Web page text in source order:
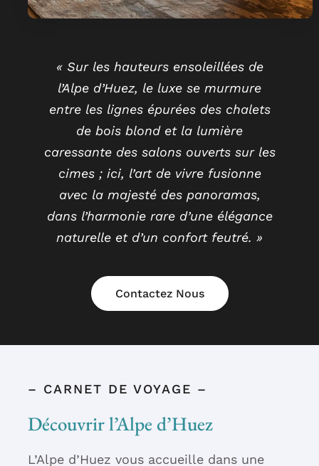
« Sur les hauteurs ensoleillées de
l’Alpe d’Huez, le luxe se murmure
entre les lignes épurées des chalets
de bois blond et la lumière
caressante des salons ouverts sur les
cimes ; ici, l’art de vivre fusionne
avec la majesté des panoramas,
dans l’harmonie rare d’une élégance
naturelle et d’un confort feutré. »
Contactez Nous
– CARNET DE VOYAGE –
Découvrir l’Alpe d’Huez
L’Alpe d’Huez vous accueille dans une